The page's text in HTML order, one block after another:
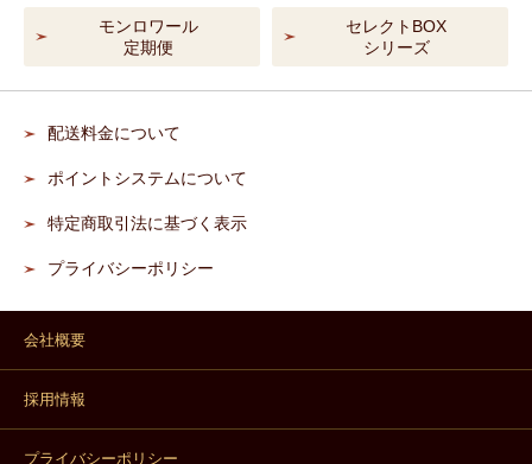
モンロワール
定期便
セレクトBOX
シリーズ
配送料金について
ポイントシステムについて
特定商取引法に基づく表示
プライバシーポリシー
会社概要
採用情報
プライバシーポリシー